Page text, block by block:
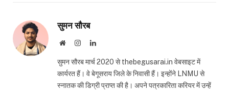
सुमन सौरब
WebsiteInstagramLinkedIn
सुमन सौरब मार्च 2020 से thebegusarai.in वेबसाइट में
कार्यरत हैं। वे बेगूसराय जिले के निवासी हैं। इन्होंने LNMU से
स्नातक की डिग्री प्राप्त की है। अपने पत्रकारिता करियर में उन्हें